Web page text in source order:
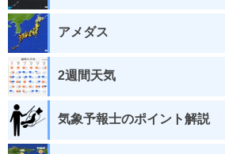
アメダス
2週間天気
気象予報士のポイント解説